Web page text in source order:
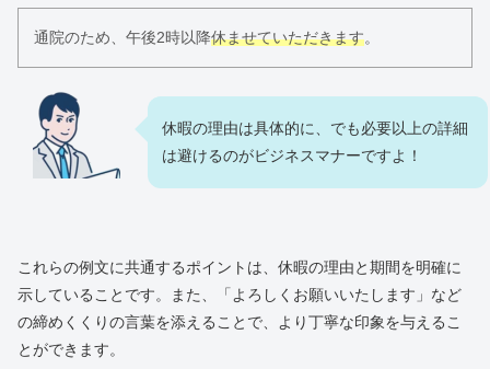
通院のため、午後2時以降休ませていただきます。
休暇の理由は具体的に、でも必要以上の詳細
は避けるのがビジネスマナーですよ！
これらの例文に共通するポイントは、休暇の理由と期間を明確に
示していることです。また、「よろしくお願いいたします」など
の締めくくりの言葉を添えることで、より丁寧な印象を与えるこ
とができます。